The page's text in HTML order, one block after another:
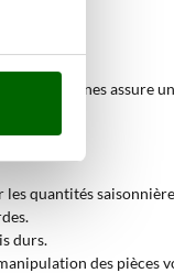
et 13 tonnes assure
les quantités
durs.
des pièces